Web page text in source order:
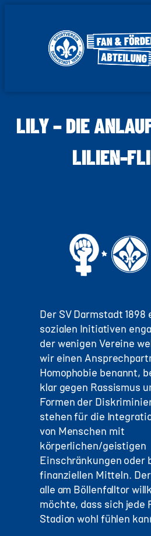
LILY – DIE
LILIEN-
Der SV Darmstadt 1898
sozialen Initiativen
der wenigen Vereine
wir einen
Homophobie benannt,
klar gegen Rassismus
Formen der
stehen für die
von Menschen mit
körperlichen/geistigen
Einschränkungen oder
finanziellen Mitteln.
alle am Böllenfalltor
möchte, dass sich jede
Stadion wohl fühlen